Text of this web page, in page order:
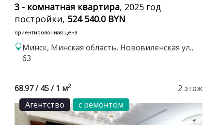
3 - комнатная квартира, 2025 год
постройки, 524 540.0 BYN
ориентировочная цена
Минск, Минская область, Нововиленская ул.,
63
68.97 / 45 / 1 м2
2 этаж
Агентство
с ремонтом